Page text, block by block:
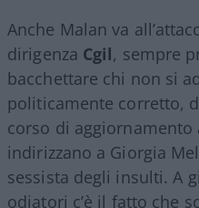
Anche Malan va
dirigenza Cgil, sempre
bacchettare chi non si
politicamente corretto,
corso di
indirizzano a Giorgia
sessista degli insulti. A
odiatori c’è il fatto che